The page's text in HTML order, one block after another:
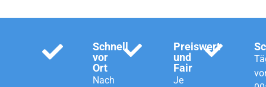
Schnell
vor
Ort
Nach
Preiswert
und
Fair
Je